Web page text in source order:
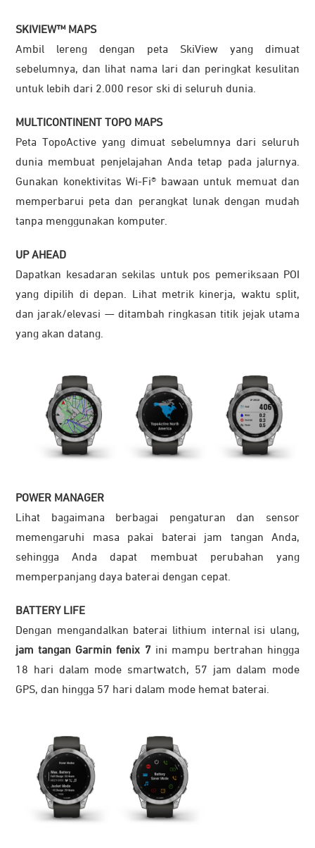
SKIVIEW™ MAPS
Ambil lereng dengan peta SkiView yang dimuat
sebelumnya, dan lihat nama lari dan peringkat kesulitan
untuk lebih dari 2.000 resor ski di seluruh dunia.
MULTICONTINENT TOPO MAPS
Peta TopoActive yang dimuat sebelumnya dari seluruh
dunia membuat penjelajahan Anda tetap pada jalurnya.
Gunakan konektivitas Wi-Fi® bawaan untuk memuat dan
memperbarui peta dan perangkat lunak dengan mudah
tanpa menggunakan komputer.
UP AHEAD
Dapatkan kesadaran sekilas untuk pos pemeriksaan POI
yang dipilih di depan. Lihat metrik kinerja, waktu split,
dan jarak/elevasi — ditambah ringkasan titik jejak utama
yang akan datang.
POWER MANAGER
Lihat bagaimana berbagai pengaturan dan sensor
memengaruhi masa pakai baterai jam tangan Anda,
sehingga Anda dapat membuat perubahan yang
memperpanjang daya baterai dengan cepat.
BATTERY LIFE
Dengan mengandalkan baterai lithium internal isi ulang,
jam tangan Garminfenix 7 ini mampu bertrahan hingga
18 hari dalam mode smartwatch, 57 jam dalam mode
GPS, dan hingga 57 hari dalam mode hemat baterai.